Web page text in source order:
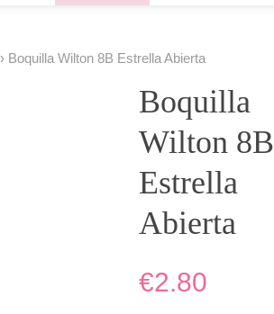
› Boquilla Wilton 8B Estrella Abierta
Boquilla
Wilton 8B
Estrella
Abierta
€2.80